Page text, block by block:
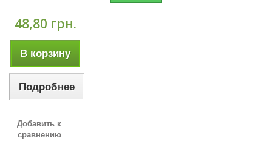
48,80 грн.
В корзину
Подробнее
Добавить к
сравнению